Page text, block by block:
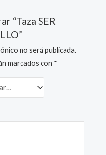
“Taza SER
no será publicada.
marcados con *